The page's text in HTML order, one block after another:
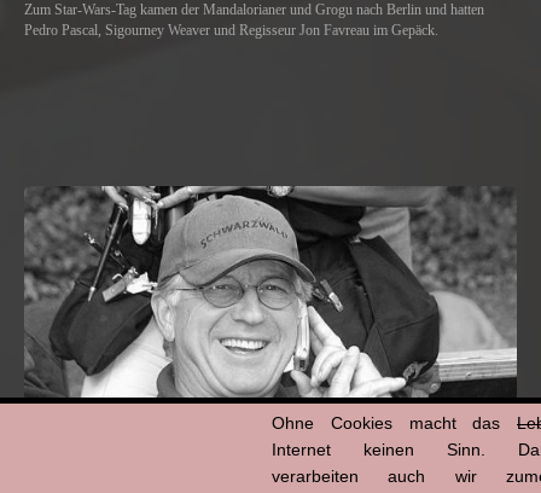
Zum Star-Wars-Tag kamen der Mandalorianer und Grogu nach Berlin und hatten
Pedro Pascal, Sigourney Weaver und Regisseur Jon Favreau im Gepäck.
Ohne Cookies macht das
Internet keinen Sinn.
verarbeiten auch wir